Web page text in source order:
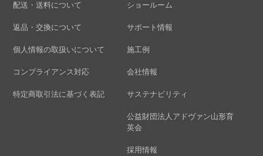
配送・送料について
返品・交換について
個人情報の取扱いについて
コンプライアンス対応
特定商取引法に基づく表記
ショールーム
サポート情報
施工例
会社情報
サステナビリティ
公益財団法人アドヴァン山形育
英会
採用情報